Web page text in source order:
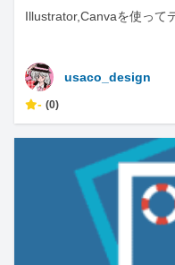
Illustrator,Canvaを使って
usaco_design
- (0)